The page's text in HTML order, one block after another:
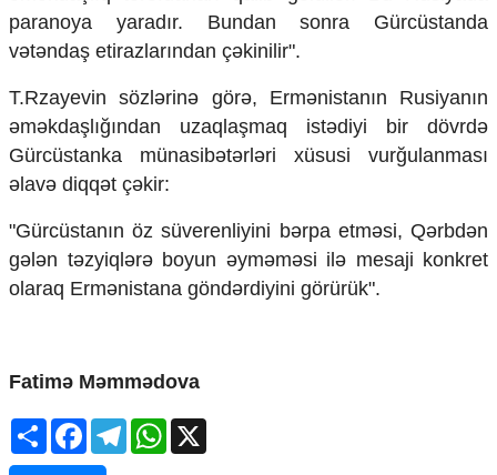
Texnologiya
Mətbuat-150
Missiyamız
paranoya yaradır. Bundan sonra Gürcüstanda
vətəndaş etirazlarından çəkinilir".
T.Rzayevin sözlərinə görə, Ermənistanın Rusiyanın
əməkdaşlığından uzaqlaşmaq istədiyi bir dövrdə
Gürcüstanka münasibətərləri xüsusi vurğulanması
əlavə diqqət çəkir:
"Gürcüstanın öz süverenliyini bərpa etməsi, Qərbdən
gələn təzyiqlərə boyun əyməməsi ilə mesaji konkret
olaraq Ermənistana göndərdiyini görürük".
Fatimə Məmmədova
ShareFacebookTelegramWhatsApp